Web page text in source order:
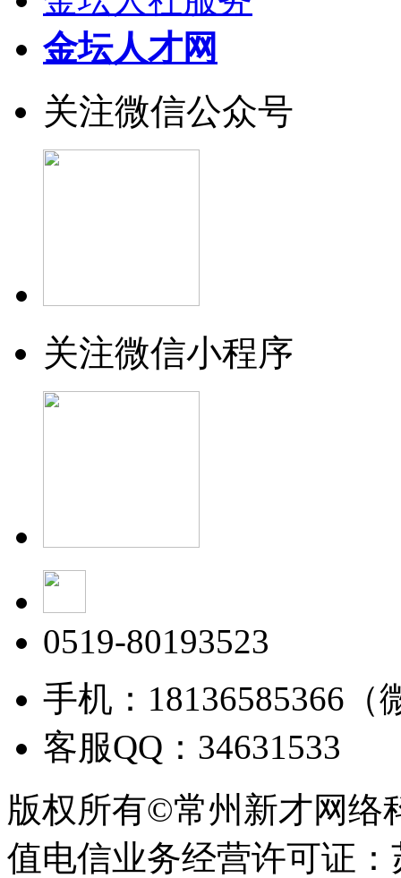
金坛人才网
关注微信公众号
关注微信小程序
0519-80193523
手机：18136585366（
客服QQ：34631533
版权所有©常州新才网络
值电信业务经营许可证